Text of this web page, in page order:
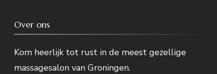
Over ons
Kom heerlijk tot rust in de meest gezellige
massagesalon van Groningen.